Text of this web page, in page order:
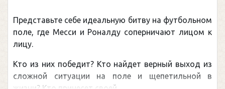
Представьте себе идеальную битву на футбольном
поле, где Месси и Роналду соперничают лицом к
лицу.
Кто из них победит? Кто найдет верный выход из
сложной ситуации на поле и щепетильной в